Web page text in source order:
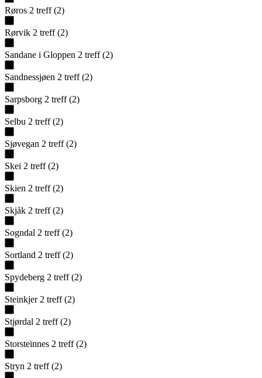
Røros 2 treff (2)
Rørvik 2 treff (2)
Sandane i Gloppen 2 treff (2)
Sandnessjøen 2 treff (2)
Sarpsborg 2 treff (2)
Selbu 2 treff (2)
Sjøvegan 2 treff (2)
Skei 2 treff (2)
Skien 2 treff (2)
Skjåk 2 treff (2)
Sogndal 2 treff (2)
Sortland 2 treff (2)
Spydeberg 2 treff (2)
Steinkjer 2 treff (2)
Stjørdal 2 treff (2)
Storsteinnes 2 treff (2)
Stryn 2 treff (2)